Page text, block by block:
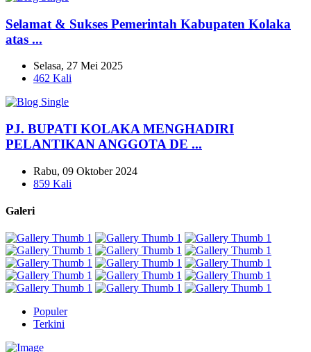
Selamat & Sukses Pemerintah Kabupaten Kolaka
atas ...
Selasa, 27 Mei 2025
462 Kali
PJ. BUPATI KOLAKA MENGHADIRI
PELANTIKAN ANGGOTA DE ...
Rabu, 09 Oktober 2024
859 Kali
Galeri
Populer
Terkini